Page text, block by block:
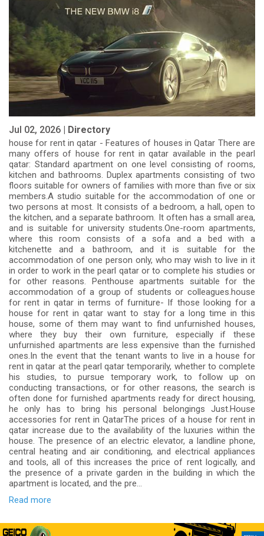
Jul 02, 2026 | Directory
house for rent in qatar - Features of houses in Qatar There are
many offers of house for rent in qatar available in the pearl
qatar: Standard apartment on one level consisting of rooms,
kitchen and bathrooms. Duplex apartments consisting of two
floors suitable for owners of families with more than five or six
members.A studio suitable for the accommodation of one or
two persons at most. It consists of a bedroom, a hall, open to
the kitchen, and a separate bathroom. It often has a small area,
and is suitable for university students.One-room apartments,
where this room consists of a sofa and a bed with a
kitchenette and a bathroom, and it is suitable for the
accommodation of one person only, who may wish to live in it
in order to work in the pearl qatar or to complete his studies or
for other reasons. Penthouse apartments suitable for the
accommodation of a group of students or colleagues.house
for rent in qatar in terms of furniture- If those looking for a
house for rent in qatar want to stay for a long time in this
house, some of them may want to find unfurnished houses,
where they buy their own furniture, especially if these
unfurnished apartments are less expensive than the furnished
ones.In the event that the tenant wants to live in a house for
rent in qatar at the pearl qatar temporarily, whether to complete
his studies, to pursue temporary work, to follow up on
conducting transactions, or for other reasons, the search is
often done for furnished apartments ready for direct housing,
he only has to bring his personal belongings Just.House
accessories for rent in QatarThe prices of a house for rent in
qatar increase due to the availability of the luxuries within the
house. The presence of an electric elevator, a landline phone,
central heating and air conditioning, and electrical appliances
and tools, all of this increases the price of rent logically, and
the presence of a private garden in the building in which the
apartment is located, and the pre...
Read more